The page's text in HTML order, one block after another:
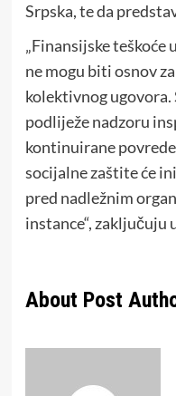
Srpska, te da
„Finansijske teškoće
ne mogu biti osnov
kolektivnog ugovora.
podliježe nadzoru
kontinuirane
socijalne zaštite će
pred nadležnim
instance“, zaključuju
About Post